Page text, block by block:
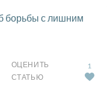
борьбы с лишним
ОЦЕНИТЬ
СТАТЬЮ
1